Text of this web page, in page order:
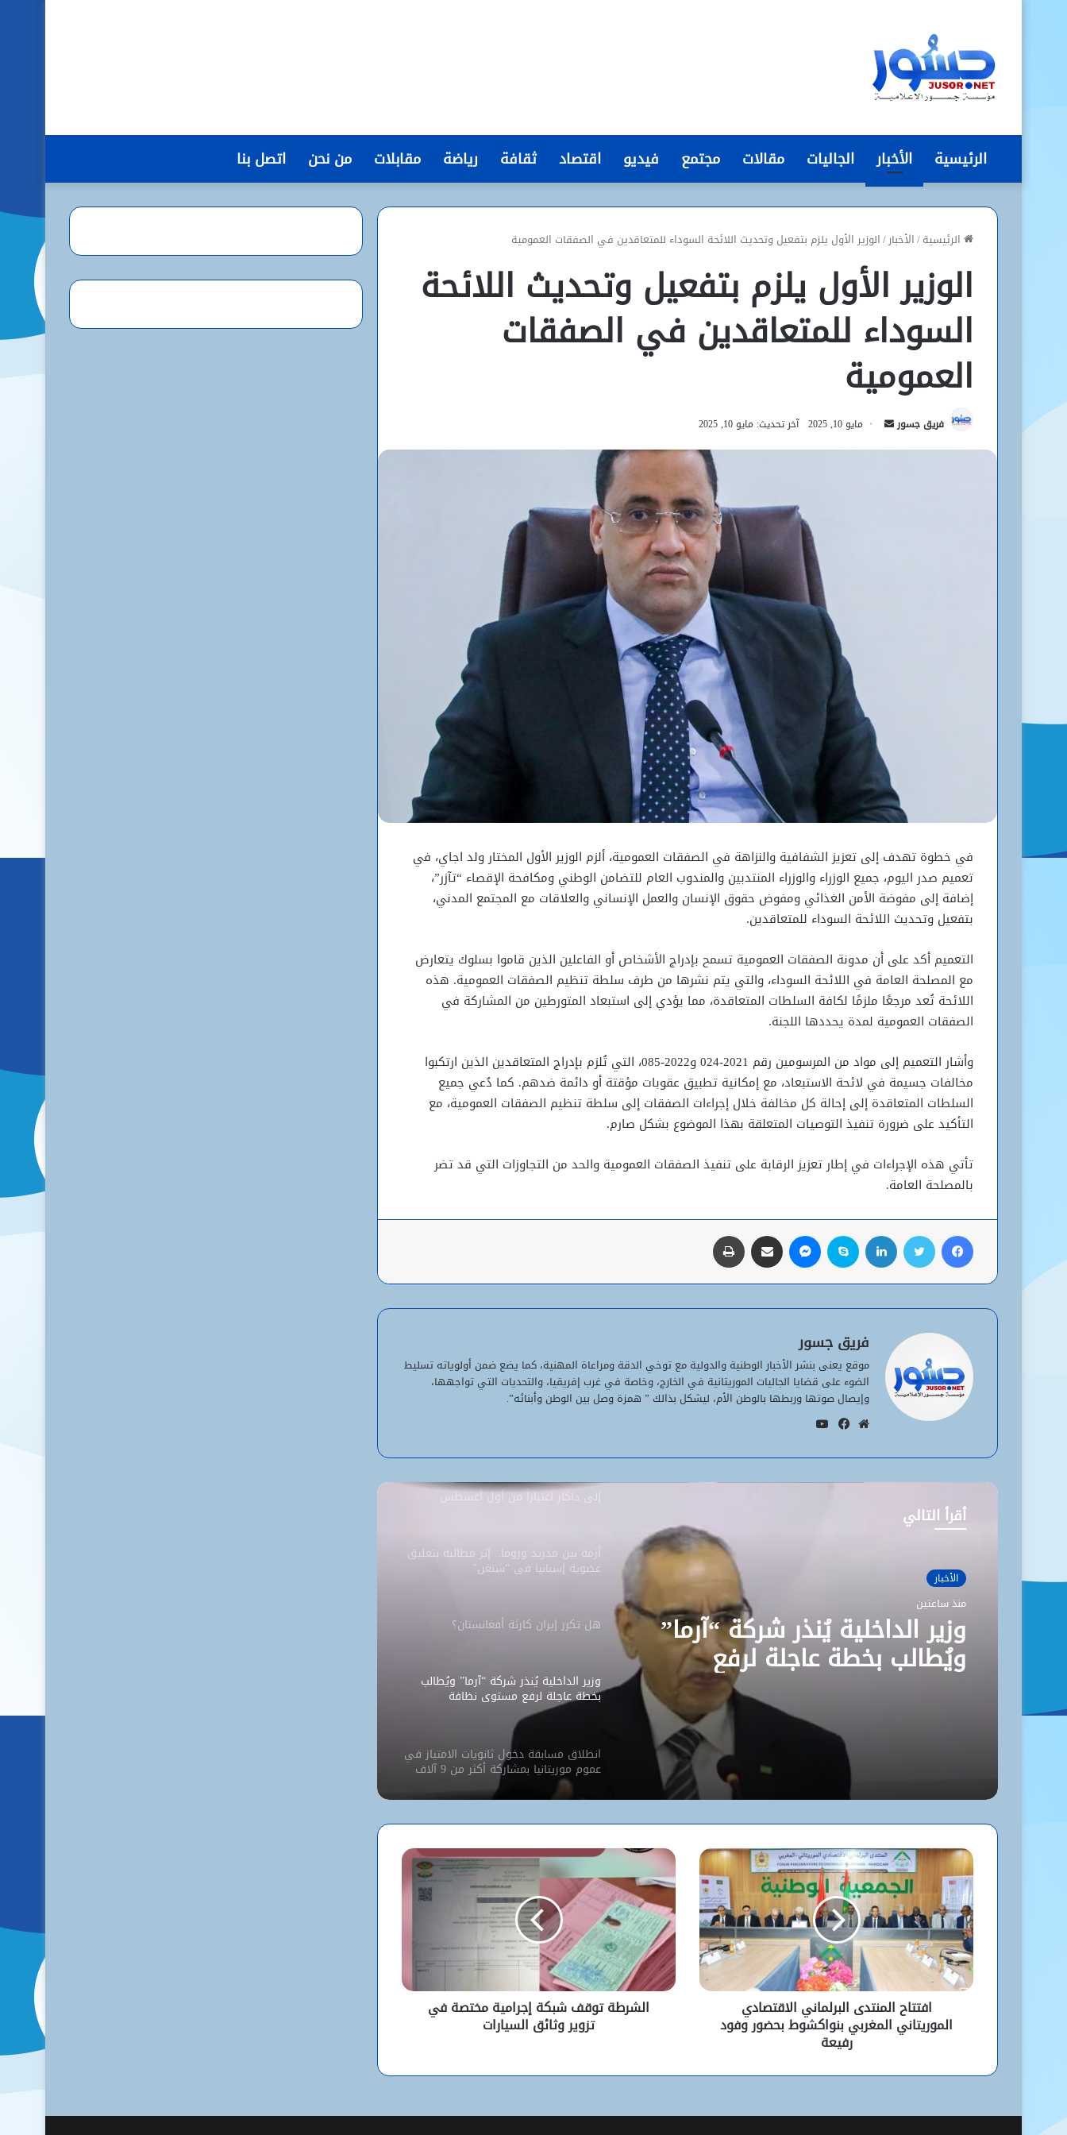
الرئيسية الأخبار الجاليات مقالات مجتمع فيديو اقتصاد ثقافة رياضة مقابلات من نحن اتصل بنا
الرئيسية/الأخبار/الوزير الأول يلزم بتفعيل وتحديث اللائحة السوداء للمتعاقدين في الصفقات العمومية
الوزير الأول يلزم بتفعيل وتحديث اللائحة
السوداء للمتعاقدين في الصفقات
العمومية
فريق جسور
أرسل مايو 10, 2025 آخر تحديث: مايو 10, 2025
في خطوة تهدف إلى تعزيز الشفافية والنزاهة في الصفقات العمومية، ألزم الوزير الأول المختار ولد اجاي، في
تعميم صدر اليوم، جميع الوزراء والوزراء المنتدبين والمندوب العام للتضامن الوطني ومكافحة الإقصاء “تآزر”،
إضافة إلى مفوضة الأمن الغذائي ومفوض حقوق الإنسان والعمل الإنساني والعلاقات مع المجتمع المدني،
بتفعيل وتحديث اللائحة السوداء للمتعاقدين.
التعميم أكد على أن مدونة الصفقات العمومية تسمح بإدراج الأشخاص أو الفاعلين الذين قاموا بسلوك يتعارض
مع المصلحة العامة في اللائحة السوداء، والتي يتم نشرها من طرف سلطة تنظيم الصفقات العمومية. هذه
اللائحة تُعد مرجعًا ملزمًا لكافة السلطات المتعاقدة، مما يؤدي إلى استبعاد المتورطين من المشاركة في
الصفقات العمومية لمدة يحددها اللجنة.
وأشار التعميم إلى مواد من المرسومين رقم 2021-024 و2022-085، التي تُلزم بإدراج المتعاقدين الذين ارتكبوا
مخالفات جسيمة في لائحة الاستبعاد، مع إمكانية تطبيق عقوبات مؤقتة أو دائمة ضدهم. كما دُعي جميع
السلطات المتعاقدة إلى إحالة كل مخالفة خلال إجراءات الصفقات إلى سلطة تنظيم الصفقات العمومية، مع
التأكيد على ضرورة تنفيذ التوصيات المتعلقة بهذا الموضوع بشكل صارم.
تأتي هذه الإجراءات في إطار تعزيز الرقابة على تنفيذ الصفقات العمومية والحد من التجاوزات التي قد تضر
بالمصلحة العامة.
فيسبوك تويتر لينكدإن سكايب ماسنجر مشاركة عبر البريد
فريق جسور
موقع يعنى بنشر الأخبار الوطنية والدولية مع توخي الدقة ومراعاة المهنية، كما يضع ضمن أولوياته تسليط
الضوء على قضايا الجاليات الموريتانية في الخارج، وخاصة في غرب إفريقيا، والتحديات التي تواجهها،
وإيصال صوتها وربطها بالوطن الأم، ليشكل بذالك ” همزة وصل بين الوطن وأبنائه”.
الويب
أقرأ التالي
الأخبار
منذ ساعتين
وزير الداخلية يُنذر شركة “آرما”
ويُطالب بخطة عاجلة لرفع
مستوى نظافة نواكشوط
الحوض الشرقي وكوركول (الجمعة)
سنوات الماضية أرست أسساً لاقتصاد أكثر
استقلالية وسيادة
“بنكيلي” يتصدر خدمات الدفع الإلكتروني
السفارة الأمريكية تحيل طلبات التأشيرة
إلى داكار اعتباراً من أول أغسطس
أزمة بين مدريد وروما.. إثر مطالبة بتعليق
عضوية إسبانيا في “شنغن”
هل تكرر إيران كارثة أفغانستان؟
وزير الداخلية يُنذر شركة “آرما” ويُطالب
بخطة عاجلة لرفع مستوى نظافة
نواكشوط
انطلاق مسابقة دخول ثانويات الامتياز في
عموم موريتانيا بمشاركة أكثر من 9 آلاف
مترشح
كيف استخدم الاحتلال سلاح الإبعاد للتفرد
البيت الأبيض يفتح أخطر ملفات كورونا..
ماذا حدث داخل مختبر ووهان؟
شبكة التساقطات المطرية في ولايتي
الحوض الشرقي وكوركول (الجمعة)
استقلالية وسيادة
“بنكيلي” يتصدر خدمات الدفع الإلكتروني
افتتاح المنتدى البرلماني الاقتصادي
الموريتاني المغربي بنواكشوط بحضور وفود
رفيعة
الشرطة توقف شبكة إجرامية مختصة في
تزوير وثائق السيارات